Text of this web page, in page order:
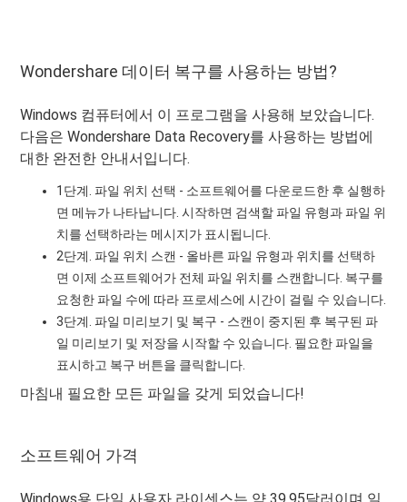
Wondershare 데이터 복구를 사용하는 방법?
Windows 컴퓨터에서 이 프로그램을 사용해 보았습니다.
다음은 Wondershare Data Recovery를 사용하는 방법에
대한 완전한 안내서입니다.
1단계. 파일 위치 선택 - 소프트웨어를 다운로드한 후 실행하
면 메뉴가 나타납니다. 시작하면 검색할 파일 유형과 파일 위
치를 선택하라는 메시지가 표시됩니다.
2단계. 파일 위치 스캔 - 올바른 파일 유형과 위치를 선택하
면 이제 소프트웨어가 전체 파일 위치를 스캔합니다. 복구를
요청한 파일 수에 따라 프로세스에 시간이 걸릴 수 있습니다.
3단계. 파일 미리보기 및 복구 - 스캔이 중지된 후 복구된 파
일 미리보기 및 저장을 시작할 수 있습니다. 필요한 파일을
표시하고 복구 버튼을 클릭합니다.
마침내 필요한 모든 파일을 갖게 되었습니다!
소프트웨어 가격